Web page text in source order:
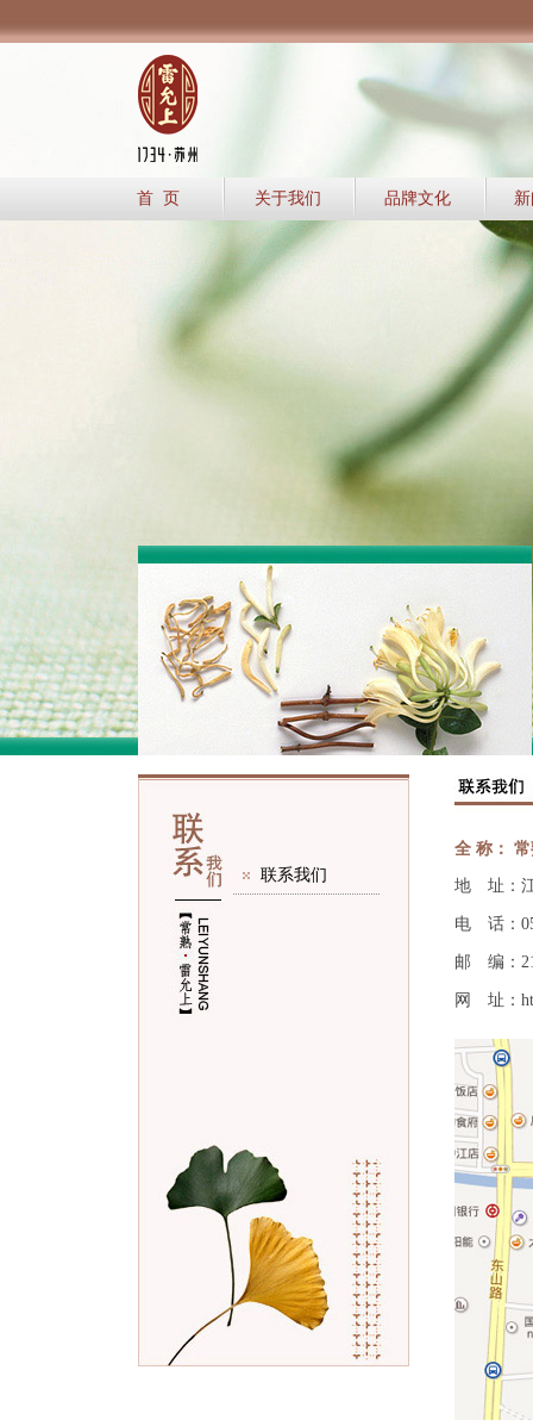
首 页 关于我们 品牌文化
联系我们
全 称：
地 址：江
电 话：
邮 编：
网 址：